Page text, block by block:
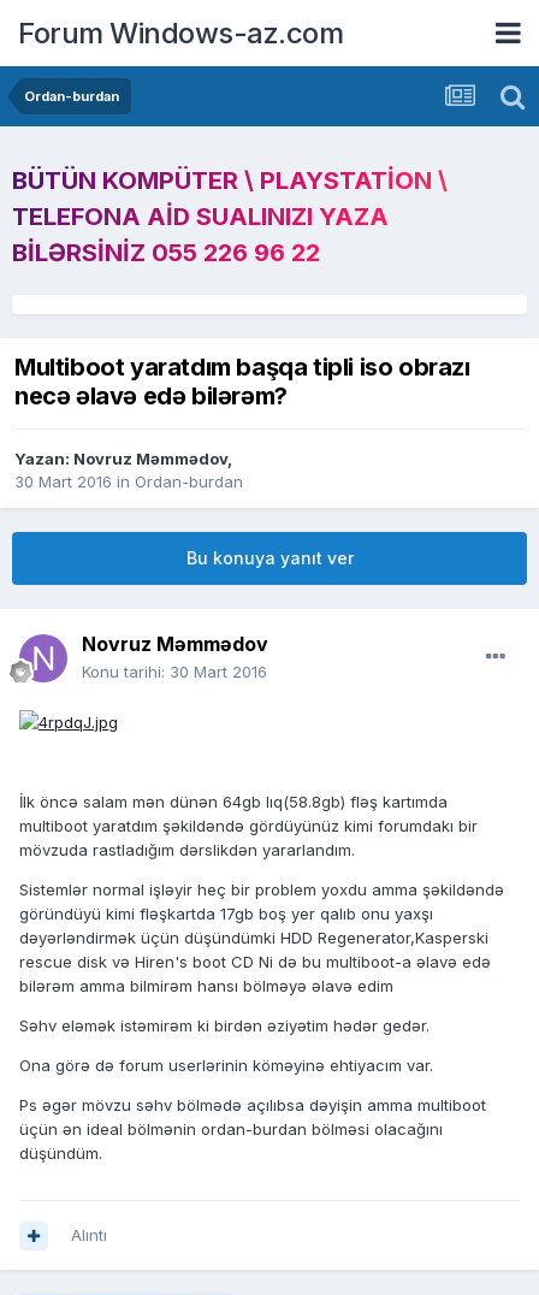
Forum Windows-az.com
Ordan-burdan
BÜTÜN KOMPÜTER \ PLAYSTATION \
TELEFONA AID SUALINIZI YAZA
BILƏRSINIZ 055 226 96 22
Multiboot yaratdım başqa tipli iso obrazı
necə əlavə edə bilərəm?
Yazan: Novruz Məmmədov,
30 Mart 2016 in Ordan-burdan
Bu konuya yanıt ver
Novruz Məmmədov
Konu tarihi: 30 Mart 2016
İlk öncə salam mən dünən 64gb lıq(58.8gb) fləş kartımda
multiboot yaratdım şəkildəndə gördüyünüz kimi forumdakı bir
mövzuda rastladığım dərslikdən yararlandım.
Sistemlər normal işləyir heç bir problem yoxdu amma şəkildəndə
göründüyü kimi fləşkartda 17gb boş yer qalıb onu yaxşı
dəyərləndirmək üçün düşündümki HDD Regenerator,Kasperski
rescue disk və Hiren's boot CD Ni də bu multiboot-a əlavə edə
bilərəm amma bilmirəm hansı bölməyə əlavə edim
Səhv eləmək istəmirəm ki birdən əziyətim hədər gedər.
Ona görə də forum userlərinin köməyinə ehtiyacım var.
Ps əgər mövzu səhv bölmədə açılıbsa dəyişin amma multiboot
üçün ən ideal bölmənin ordan-burdan bölməsi olacağını
düşündüm.
Alıntı